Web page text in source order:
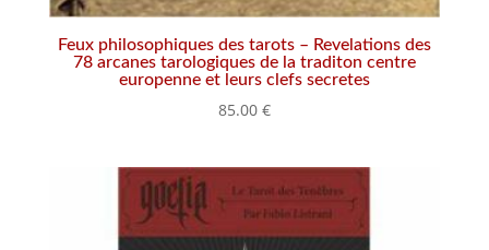
Feux philosophiques des tarots – Revelations des
78 arcanes tarologiques de la traditon centre
europenne et leurs clefs secretes
85.00 €